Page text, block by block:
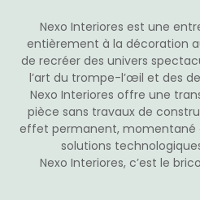
produit
Nexo Interiores est une
entièrement à la décoration
de recréer des univers
l’art du trompe-l’œil et des
Nexo Interiores offre une
pièce sans travaux de
effet permanent, momentané
solutions
Nexo Interiores, c’est le